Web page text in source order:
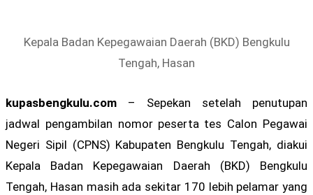
Kepala Badan Kepegawaian Daerah (BKD) Bengkulu
Tengah, Hasan
kupasbengkulu.com – Sepekan setelah penutupan
jadwal pengambilan nomor peserta tes Calon Pegawai
Negeri Sipil (CPNS) Kabupaten Bengkulu Tengah, diakui
Kepala Badan Kepegawaian Daerah (BKD) Bengkulu
Tengah, Hasan masih ada sekitar 170 lebih pelamar yang